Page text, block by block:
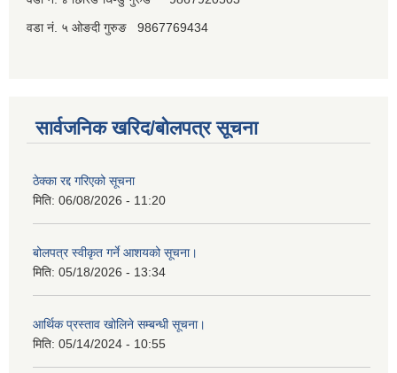
वडा नं. ५ ओङदी गुरुङ 9867769434
सार्वजनिक खरिद/बोलपत्र सूचना
ठेक्का रद्द गरिएको सूचना
मिति: 06/08/2026 - 11:20
बोलपत्र स्वीकृत गर्ने आशयको सूचना।
मिति: 05/18/2026 - 13:34
आर्थिक प्रस्ताव खोलिने सम्बन्धी सूचना।
मिति: 05/14/2024 - 10:55